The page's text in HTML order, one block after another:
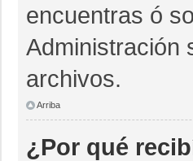
encuentras ó
Administración
archivos.
Arriba
¿Por qué